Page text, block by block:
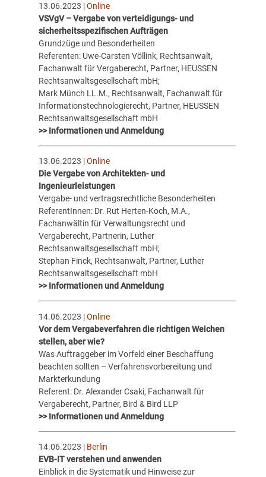
13.06.2023 |Online
VSVgV – Vergabe von verteidigungs- und
sicherheitsspezifischen Aufträgen
Grundzüge und Besonderheiten
Referenten: Uwe-Carsten Völlink, Rechtsanwalt,
Fachanwalt für Vergaberecht, Partner, HEUSSEN
Rechtsanwaltsgesellschaft mbH;
Mark Münch LL.M., Rechtsanwalt, Fachanwalt für
Informationstechnologierecht, Partner, HEUSSEN
Rechtsanwaltsgesellschaft mbH
>> Informationen und Anmeldung
13.06.2023 |Online
Die Vergabe von Architekten- und
Ingenieurleistungen
Vergabe- und vertragsrechtliche Besonderheiten
ReferentInnen: Dr. Rut Herten-Koch, M.A.,
Fachanwältin für Verwaltungsrecht und
Vergaberecht, Partnerin, Luther
Rechtsanwaltsgesellschaft mbH;
Stephan Finck, Rechtsanwalt, Partner, Luther
Rechtsanwaltsgesellschaft mbH
>> Informationen und Anmeldung
14.06.2023 |Online
Vor dem Vergabeverfahren die richtigen Weichen
stellen, aber wie?
Was Auftraggeber im Vorfeld einer Beschaffung
beachten sollten – Verfahrensvorbereitung und
Markterkundung
Referent: Dr. Alexander Csaki, Fachanwalt für
Vergaberecht, Partner, Bird & Bird LLP
>> Informationen und Anmeldung
14.06.2023 | Berlin
EVB-IT verstehen und anwenden
Einblick in die Systematik und Hinweise zur